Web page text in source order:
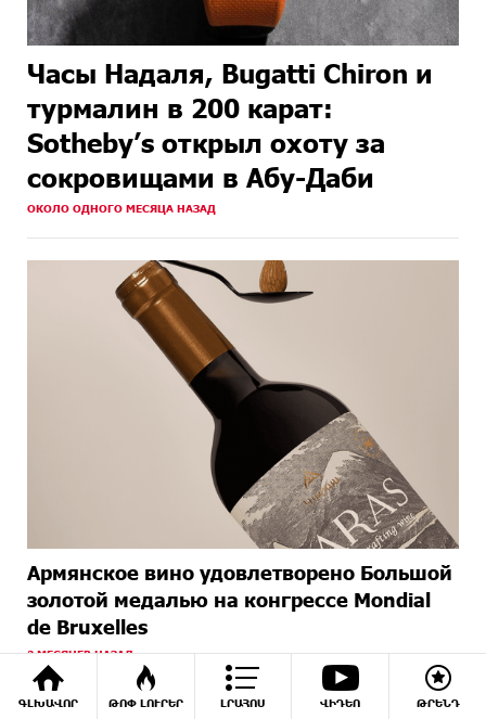
ԳԼԽԱՎՈՐ ԹՈՓ ԼՈՒՐԵՐ ԼՐԱՀՈՍ ՎԻԴԵՈ ԹՐԵՆԴ
Часы Надаля, Bugatti Chiron и
турмалин в 200 карат:
Sotheby’s открыл охоту за
сокровищами в Абу-Даби
ОКОЛО ОДНОГО МЕСЯЦА НАЗАД
Армянское вино удовлетворено Большой
золотой медалью на конгрессе Mondial
de Bruxelles
2 МЕСЯЦЕВ НАЗАД